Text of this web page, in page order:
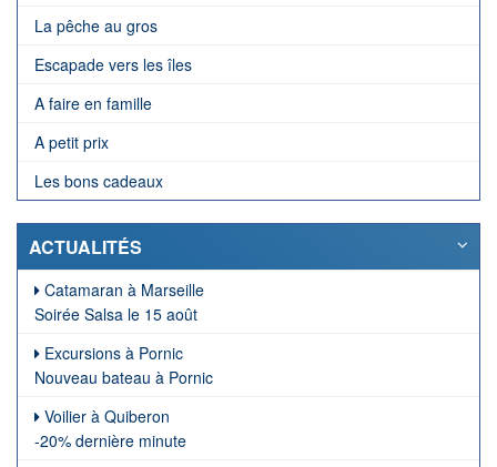
La pêche au gros
Escapade vers les îles
A faire en famille
A petit prix
Les bons cadeaux
ACTUALITÉS
Catamaran à Marseille
Soirée Salsa le 15 août
Excursions à Pornic
Nouveau bateau à Pornic
Voilier à Quiberon
-20% dernière minute